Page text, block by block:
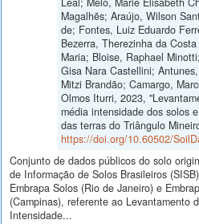
Magalhẽs; Araújo, Wilson
de; Fontes, Luiz Eduardo
Bezerra, Therezinha da
Maria; Bloise, Raphael
Gisa Nara Castellini;
Mitzi Brandão; Camargo,
Olmos Iturri, 2023,
média intensidade dos solos
das terras do Triângulo
https://doi.org/10.60502/
Conjunto de dados públicos do solo
de Informação de Solos Brasileiros
Embrapa Solos (Rio de Janeiro) e
(Campinas), referente ao Levantamento
Intensidade...